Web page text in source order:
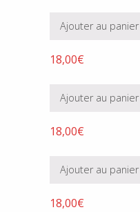
Ajouter au panier
18,00€
Ajouter au panier
18,00€
Ajouter au panier
18,00€